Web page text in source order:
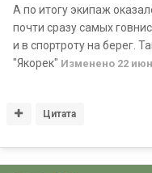
А по итогу экипаж
почти сразу самых
и в спортроту на берег.
"Якорек" Изменено 22
Цитата